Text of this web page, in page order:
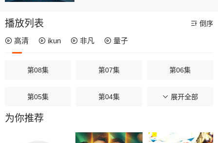
播放列表 倒序
高清 ikun 非凡 量子
第08集 第07集 第06集
第05集 第04集 第03集
第02集
展开全部
为你推荐